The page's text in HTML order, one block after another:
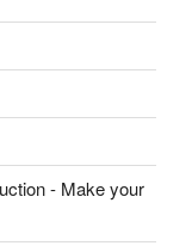
- Make your